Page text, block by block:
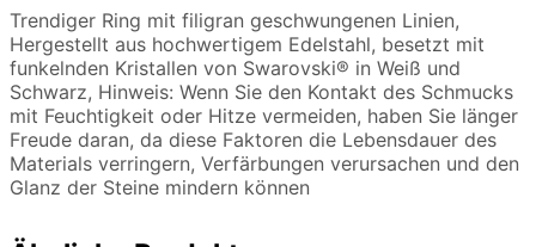
Trendiger Ring mit filigran geschwungenen Linien,
Hergestellt aus hochwertigem Edelstahl, besetzt mit
funkelnden Kristallen von Swarovski® in Weiß und
Schwarz, Hinweis: Wenn Sie den Kontakt des Schmucks
mit Feuchtigkeit oder Hitze vermeiden, haben Sie länger
Freude daran, da diese Faktoren die Lebensdauer des
Materials verringern, Verfärbungen verursachen und den
Glanz der Steine mindern können